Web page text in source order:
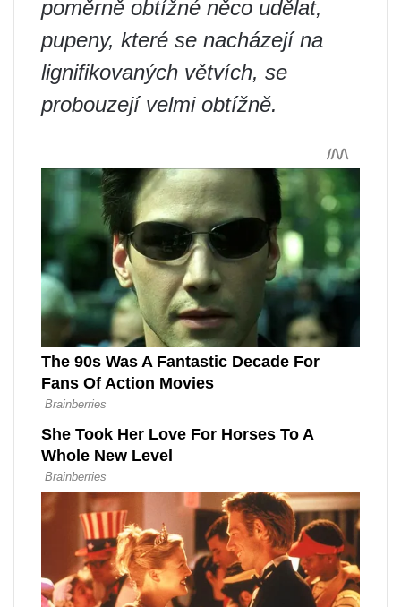
poměrně obtížné něco udělat,
pupeny, které se nacházejí na
lignifikovaných větvích, se
probouzejí velmi obtížně.